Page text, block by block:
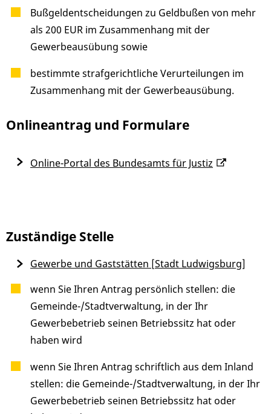
Bußgeldentscheidungen zu Geldbußen von mehr
als 200 EUR im Zusammenhang mit der
Gewerbeausübung sowie
bestimmte strafgerichtliche Verurteilungen im
Zusammenhang mit der Gewerbeausübung.
Onlineantrag und Formulare
Online-Portal des Bundesamts für Justiz
Zuständige Stelle
wenn Sie Ihren Antrag persönlich stellen: die
Gemeinde-/Stadtverwaltung, in der Ihr
Gewerbebetrieb seinen Betriebssitz hat oder
haben wird
wenn Sie Ihren Antrag schriftlich aus dem Inland
stellen: die Gemeinde-/Stadtverwaltung, in der Ihr
Gewerbebetrieb seinen Betriebssitz hat oder
Gewerbe und Gaststätten [Stadt Ludwigsburg]